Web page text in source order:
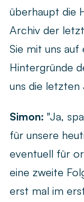
überhaupt die
Archiv der
Sie mit uns auf
Hintergründe
uns die letzten
Simon: "Ja,
für unsere
eventuell für
eine zweite
erst mal im